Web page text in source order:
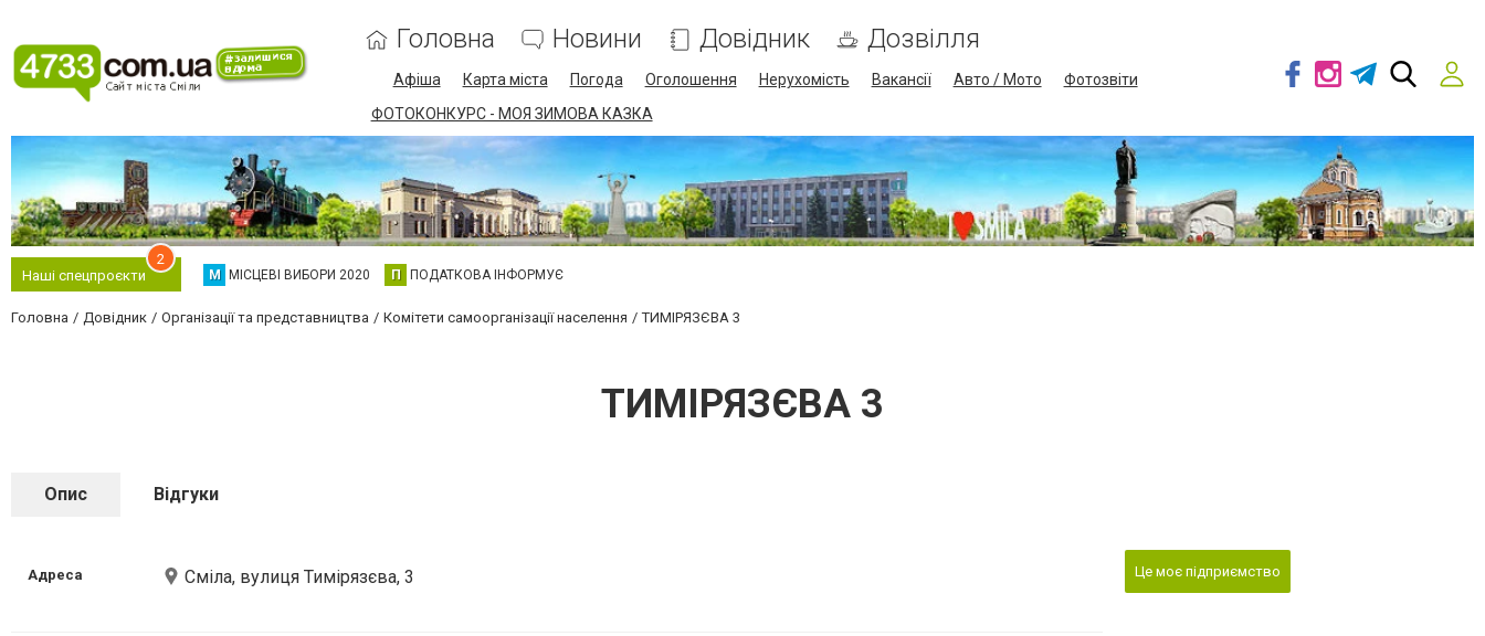
Головна Новини Довідник Дозвілля
Афіша Карта міста Погода Оголошення Нерухомість Вакансії Авто / Мото
Фотозвіти
ФОТОКОНКУРС - МОЯ ЗИМОВА КАЗКА
Наші спецпроєкти
2
М МІСЦЕВІ ВИБОРИ 2020 П ПОДАТКОВА ІНФОРМУЄ
Головна Довідник Організації та представництва Комітети самоорганізації населення ТИМІРЯЗЄВА 3
ТИМІРЯЗЄВА 3
Опис Відгуки
Адреса Сміла, вулиця Тимірязєва, 3 Це моє підприємство